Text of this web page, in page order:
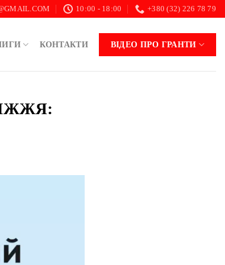
10:00 - 18:00 +380 (32) 226 78 79
КОНТАКТИ ВІДЕО ПРО ГРАНТИ